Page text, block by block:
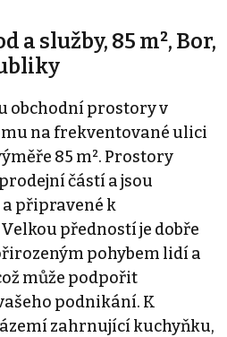
a služby, 85 m², Bor,
obchodní prostory v
na frekventované ulici
85 m². Prostory
částí a jsou
připravené k
předností je dobře
pohybem lidí a
může podpořit
podnikání. K
zahrnující kuchyňku,